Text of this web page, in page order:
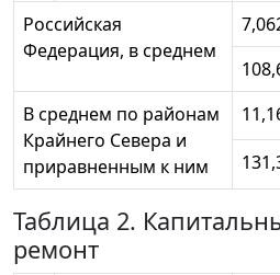
Российская
Федерация, в среднем
В среднем по районам
Крайнего Севера и
приравненным к ним
Таблица 2.
ремонт